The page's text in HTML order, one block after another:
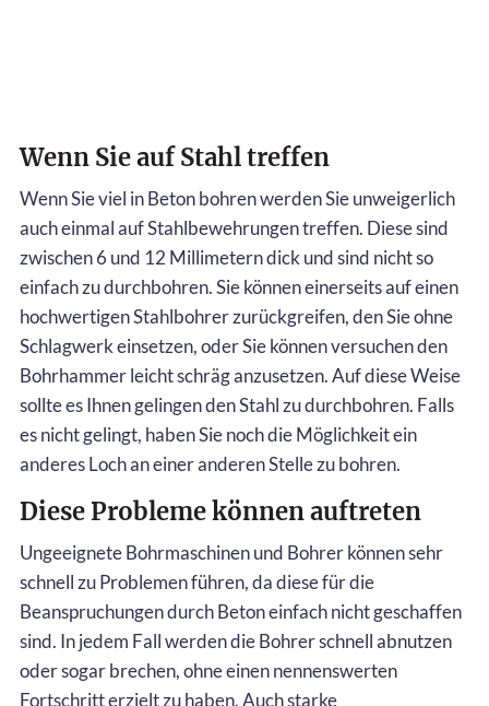
Wenn Sie auf Stahl treffen
Wenn Sie viel in Beton bohren werden Sie unweigerlich
auch einmal auf Stahlbewehrungen treffen. Diese sind
zwischen 6 und 12 Millimetern dick und sind nicht so
einfach zu durchbohren. Sie können einerseits auf einen
hochwertigen Stahlbohrer zurückgreifen, den Sie ohne
Schlagwerk einsetzen, oder Sie können versuchen den
Bohrhammer leicht schräg anzusetzen. Auf diese Weise
sollte es Ihnen gelingen den Stahl zu durchbohren. Falls
es nicht gelingt, haben Sie noch die Möglichkeit ein
anderes Loch an einer anderen Stelle zu bohren.
Diese Probleme können auftreten
Ungeeignete Bohrmaschinen und Bohrer können sehr
schnell zu Problemen führen, da diese für die
Beanspruchungen durch Beton einfach nicht geschaffen
sind. In jedem Fall werden die Bohrer schnell abnutzen
oder sogar brechen, ohne einen nennenswerten
Fortschritt erzielt zu haben. Auch starke